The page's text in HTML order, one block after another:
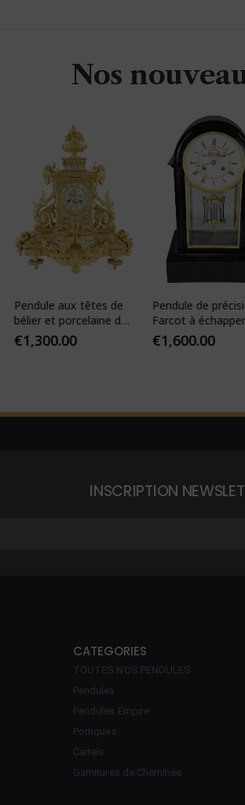
Nos
aux têtes de
et porcelaine de
1,300.00
Pendule de précision
Farcot à échappement
Brocot visible
1,600.00
INSCRIPTION
CATEGORIES
TOUTES NOS PENDULES
Pendules
Pendules Empire
Portiques
Cartels
Garnitures de Cheminée